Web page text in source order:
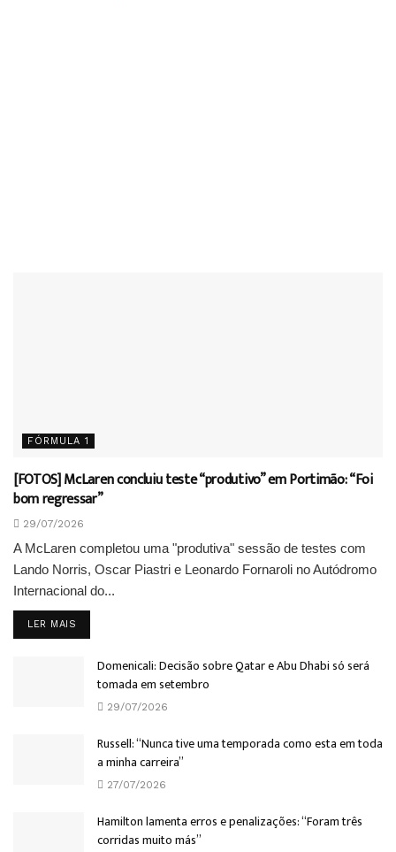
FÓRMULA 1
[FOTOS] McLaren concluiu teste “produtivo” em Portimão: “Foi
bom regressar”
29/07/2026
A McLaren completou uma "produtiva" sessão de testes com
Lando Norris, Oscar Piastri e Leonardo Fornaroli no Autódromo
Internacional do...
LER MAIS
Domenicali: Decisão sobre Qatar e Abu Dhabi só será
tomada em setembro
29/07/2026
Russell: “Nunca tive uma temporada como esta em toda
a minha carreira”
27/07/2026
Hamilton lamenta erros e penalizações: “Foram três
corridas muito más”